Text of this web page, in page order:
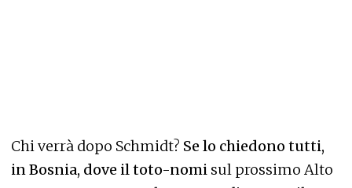
Chi verrà dopo Schmidt? Se lo chiedono tutti,
in Bosnia, dove il toto-nomi sul prossimo Alto